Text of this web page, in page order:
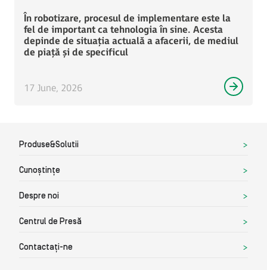
În robotizare, procesul de implementare este la
fel de important ca tehnologia în sine. Acesta
depinde de situația actuală a afacerii, de mediul
de piață și de specificul
17 June, 2026
Produse&Solutii
Cunoștințe
Despre noi
Centrul de Presă
Contactați-ne